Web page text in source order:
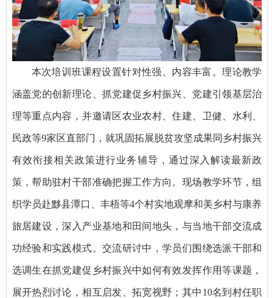
本次培训班课程设置针对性强、内容丰富。理论教学
涵盖党的创新理论、抓党建促乡村振兴、党建引领基层治
理等重点内容，并邀请区农业农村、住建、卫健、水利、
民政等9家区直部门，就巩固拓展脱贫攻坚成果同乡村振兴
有效衔接相关政策进行业务辅导，通过深入解读最新政
策，帮助驻村干部准确把握工作方向。现场教学环节，组
织学员赴黟县潭口、丰梧等4个村实地观摩和美乡村与康养
旅居建设，深入产业基地和田间地头，与当地干部交流成
功经验和实践模式。交流研讨中，学员们围绕选派干部和
选调生在抓党建促乡村振兴中如何有效发挥作用等课题，
展开热烈讨论，相互启发、拓宽视野；其中10名到村任职